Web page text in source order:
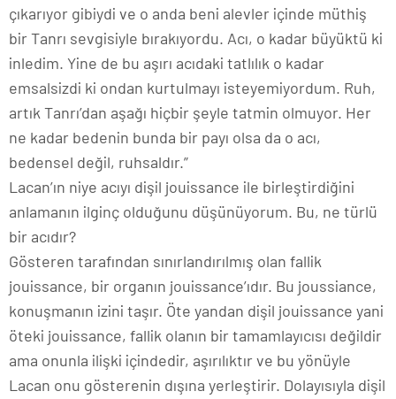
çıkarıyor gibiydi ve o anda beni alevler içinde müthiş
bir Tanrı sevgisiyle bırakıyordu. Acı, o kadar büyüktü ki
inledim. Yine de bu aşırı acıdaki tatlılık o kadar
emsalsizdi ki ondan kurtulmayı isteyemiyordum. Ruh,
artık Tanrı’dan aşağı hiçbir şeyle tatmin olmuyor. Her
ne kadar bedenin bunda bir payı olsa da o acı,
bedensel değil, ruhsaldır.”
Lacan’ın niye acıyı dişil jouissance ile birleştirdiğini
anlamanın ilginç olduğunu düşünüyorum. Bu, ne türlü
bir acıdır?
Gösteren tarafından sınırlandırılmış olan fallik
jouissance, bir organın jouissance’ıdır. Bu joussiance,
konuşmanın izini taşır. Öte yandan dişil jouissance yani
öteki jouissance, fallik olanın bir tamamlayıcısı değildir
ama onunla ilişki içindedir, aşırılıktır ve bu yönüyle
Lacan onu gösterenin dışına yerleştirir. Dolayısıyla dişil